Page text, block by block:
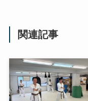
関連記事